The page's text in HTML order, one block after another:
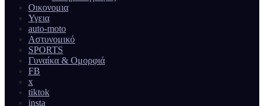
Οικονομια
Υγεια
auto-moto
Αστυνομικό
SPORTS
Γυναίκα & Ομορφιά
FB
x
tiktok
insta